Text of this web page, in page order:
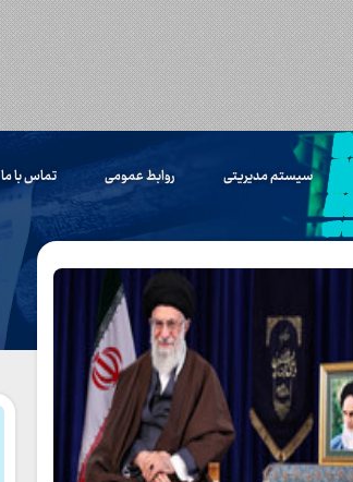
سیستم مدیریتی روابط عمومی تماس با ما